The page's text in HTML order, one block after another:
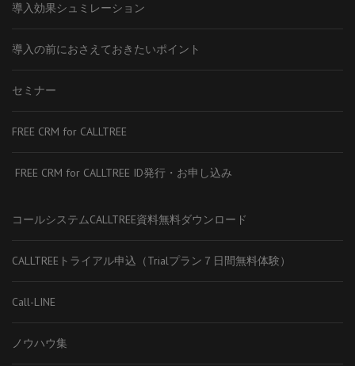
導入効果シュミレーション
導入の前におさえておきたいポイント
セミナー
FREE CRM for CALLTREE
FREE CRM for CALLTREE ID発行・お申し込み
コールシステムCALLTREE資料無料ダウンロード
CALLTREEトライアル申込（Trialプラン７日間無料体験）
Call-LINE
ノウハウ集